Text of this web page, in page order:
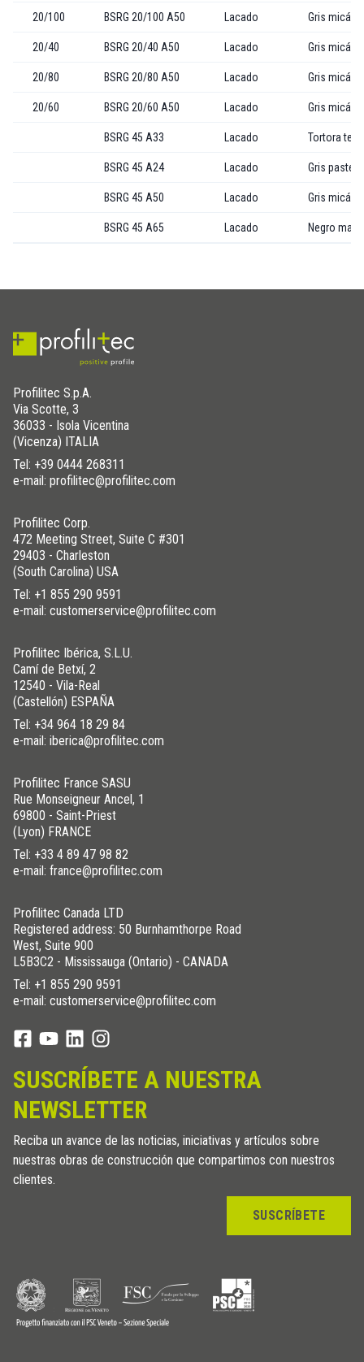
20/100 BSRG 20/100 A50 Lacado Gris
20/40 BSRG 20/40 A50 Lacado Gris
20/80 BSRG 20/80 A50 Lacado Gris
20/60 BSRG 20/60 A50 Lacado Gris
BSRG 45 A33 Lacado Tortora
BSRG 45 A24 Lacado Gris pastel
BSRG 45 A50 Lacado Gris
BSRG 45 A65 Lacado Negro
Profilitec S.p.A.
Via Scotte, 3
36033 - Isola Vicentina
(Vicenza) ITALIA
Tel: +39 0444 268311
e-mail: profilitec@profilitec.com
Profilitec Corp.
472 Meeting Street, Suite C #301
29403 - Charleston
(South Carolina) USA
Tel: +1 855 290 9591
e-mail: customerservice@profilitec.com
Profilitec Ibérica, S.L.U.
Camí de Betxí, 2
12540 - Vila-Real
(Castellón) ESPAÑA
Tel: +34 964 18 29 84
e-mail: iberica@profilitec.com
Profilitec France SASU
Rue Monseigneur Ancel, 1
69800 - Saint-Priest
(Lyon) FRANCE
Tel: +33 4 89 47 98 82
e-mail: france@profilitec.com
Profilitec Canada LTD
Registered address: 50 Burnhamthorpe Road
West, Suite 900
L5B3C2 - Mississauga (Ontario) - CANADA
Tel: +1 855 290 9591
e-mail: customerservice@profilitec.com
SUSCRÍBETE A NUESTRA
NEWSLETTER
Reciba un avance de las noticias, iniciativas y artículos sobre
nuestras obras de construcción que compartimos con nuestros
clientes.
SUSCRÍBETE